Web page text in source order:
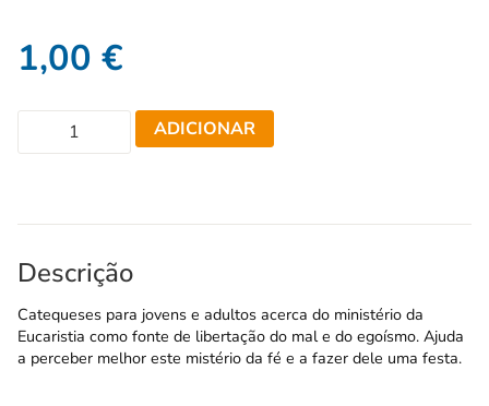
1,00 €
ADICIONAR
Descrição
Catequeses para jovens e adultos acerca do ministério da
Eucaristia como fonte de libertação do mal e do egoísmo. Ajuda
a perceber melhor este mistério da fé e a fazer dele uma festa.